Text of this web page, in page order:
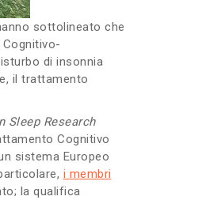
sottolineato che
di insonnia
il trattamento
Sleep Research
Cognitivo
sistema Europeo
i membri
la qualifica